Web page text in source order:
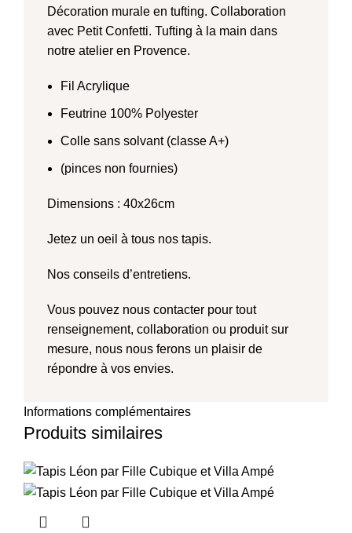
Décoration murale en tufting. Collaboration
avec Petit Confetti. Tufting à la main dans
notre atelier en Provence.
Fil Acrylique
Feutrine 100% Polyester
Colle sans solvant (classe A+)
(pinces non fournies)
Dimensions : 40x26cm
Jetez un oeil à tous nos tapis.
Nos conseils d’entretiens.
Vous pouvez nous contacter pour tout
renseignement, collaboration ou produit sur
mesure, nous nous ferons un plaisir de
répondre à vos envies.
Informations complémentaires
Produits similaires